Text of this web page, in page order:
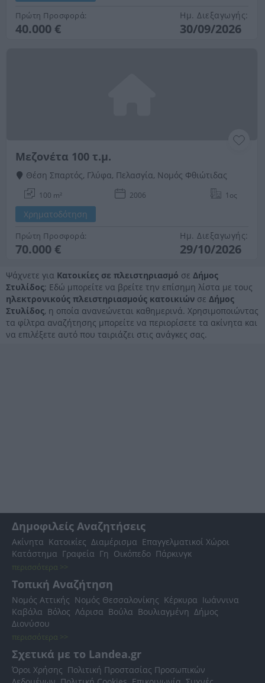
Πρώτη Προσφορά:
40.000 €
Ημ. Διεξαγωγής:
30/09/2026
Μεζονέτα 100 τ.μ.
Θέση Σπαρτός, Γλύφα, Πελασγία, Νομός Φθιώτιδας
100 m² 2006 1ος
Χρηματοδότηση
Πρώτη Προσφορά:
70.000 €
Ημ. Διεξαγωγής:
29/10/2026
Ψάχνετε για Κατοικίες σε πλειστηριασμό σε Δήμος
Στυλίδος; Εδώ μπορείτε να βρείτε την επίσημη λίστα με τους
ηλεκτρονικούς πλειστηριασμούς κατοικιών σε Δήμος
Στυλίδος, η οποία ανανεώνεται καθημερινά. Χρησιμοποιώντας
τα φίλτρα αναζήτησης μπορείτε να περιορίσετε τα ακίνητα και
να επιλέξετε αυτό που ταιριάζει στις ανάγκες σας.
Δημοφιλείς Αναζητήσεις
Ακίνητα Κατοικίες Διαμέρισμα Επαγγελματικοί Χώροι
Κατάστημα Γραφεία Γη Οικόπεδο Πάρκινγκ
περισσότερα >>
Τοπική Αναζήτηση
Νομός Αττικής Νομός Θεσσαλονίκης Κέρκυρα Ιωάννινα
Καβάλα Βόλος Λάρισα Βούλα Βουλιαγμένη Δήμος
Διονύσου
περισσότερα >>
Σχετικά με το Landea.gr
Όροι Χρήσης Πολιτική Προστασίας Προσωπικών